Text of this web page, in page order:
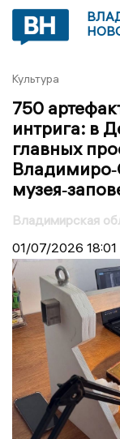
Культура
750
интрига: в
главных
Владимирская
01/07/2026 18:01